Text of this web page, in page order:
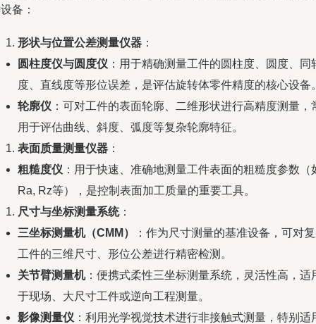
备：
形状与位置公差测量仪器 ：
圆柱度仪与圆度仪 ：用于精确测量工件的圆柱度、圆度、同
度、直线度等形位误差，是评估旋转体零件精度的核心设备
轮廓仪 ：可对工件的表面轮廓、二维形状进行高精度测量，
用于评估曲线、斜度、弧度等复杂轮廓特征。
表面质量测量仪器 ：
粗糙度仪 ：用于快速、准确地测量工件表面的粗糙度参数（
Ra, Rz等），是控制表面加工质量的重要工具。
尺寸与坐标测量系统：
三坐标测量机（CMM）
：作为尺寸测量的基准设备，可对
工件的三维尺寸、形位公差进行精密检测。
关节臂测量机：便携式柔性三坐标测量系统，灵活性高，适
于现场、大尺寸工件或逆向工程测量。
影像测量仪 ：利用光学视觉技术进行非接触式测量，特别适